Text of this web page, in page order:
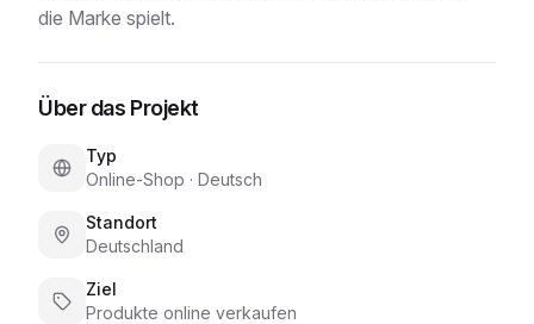
die Marke spielt.
Über das Projekt
Typ
Online-Shop · Deutsch
Standort
Deutschland
Ziel
Produkte online verkaufen